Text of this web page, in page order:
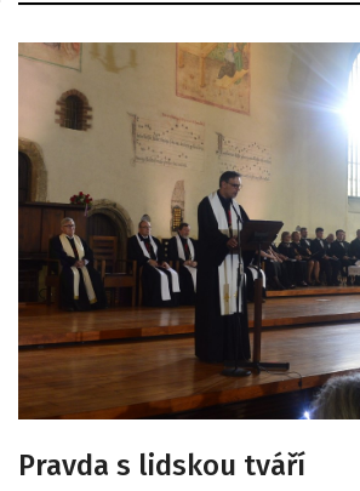
Pravda s lidskou tváří